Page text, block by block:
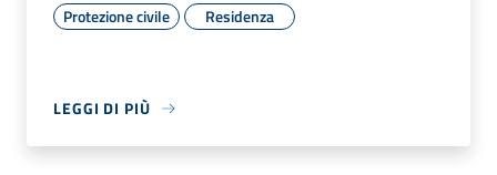
Protezione civile
Residenza
LEGGI DI PIÙ